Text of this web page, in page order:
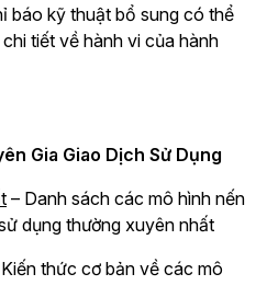
báo kỹ thuật bổ sung có thể
tiết về hành vi của hành
Gia Giao Dịch Sử Dụng
– Danh sách các mô hình nến
dụng thường xuyên nhất
thức cơ bản về các mô